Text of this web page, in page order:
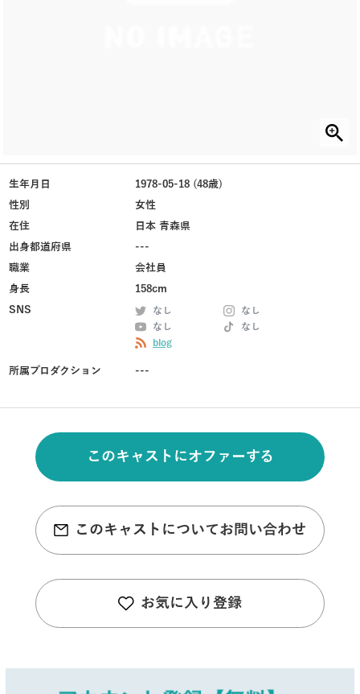
生年月日
1978-05-18 (48歳)
性別
女性
在住
日本 青森県
出身都道府県
---
職業
会社員
身長
158cm
SNS
なし
なし
なし
なし
blog
所属プロダクション ---
このキャストにオファーする
このキャストについてお問い合わせ
お気に入り登録